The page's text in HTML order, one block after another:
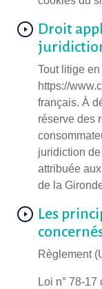
Droit
Tout litige
https://
français. À
réserve des
juridiction
attribuée
de la
Les
Règlement
Loi n° 78-